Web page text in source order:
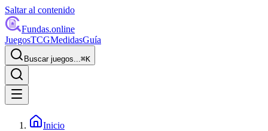
Saltar al contenido
Fundas.online
JuegosTCGMedidasGuía
Buscar juegos...⌘K
Inicio